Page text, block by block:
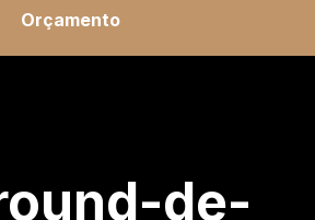
Orçamento
de-